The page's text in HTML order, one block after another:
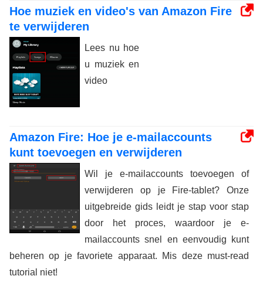
Hoe muziek en video's van Amazon Fire
te verwijderen
Lees nu hoe
u muziek en
video
Amazon Fire: Hoe je e-mailaccounts
kunt toevoegen en verwijderen
Wil je e-mailaccounts toevoegen of
verwijderen op je Fire-tablet? Onze
uitgebreide gids leidt je stap voor stap
door het proces, waardoor je e-
mailaccounts snel en eenvoudig kunt
beheren op je favoriete apparaat. Mis deze must-read
tutorial niet!